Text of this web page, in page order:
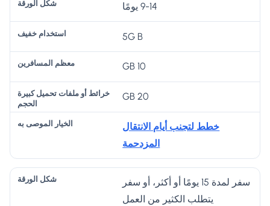
9-14 يومًا
5G B
10 GB
20 GB
خطط لتجنب أيام الانتقال
المزدحمة
سفر لمدة 15 يومًا أو أكثر، أو سفر
يتطلب الكثير من العمل